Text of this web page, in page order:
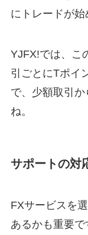
にトレードが始
YJFX!では、こ
引ごとにTポイ
で、少額取引
ね。
サポートの対
FXサービスを
あるかも重要